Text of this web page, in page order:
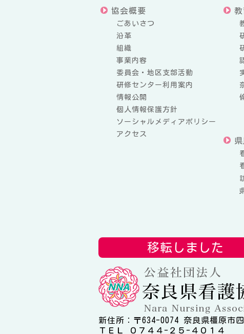
協会概要
ごあいさつ
沿革
組織
事業内容
委員会・地区支部活動
研修センター利用案内
情報公開
個人情報保護方針
ソーシャルメディアポリシー
アクセス
移転しました
新住所：〒634-0074 奈良県橿原市
ＴＥＬ ０７４４-２５-４０１４